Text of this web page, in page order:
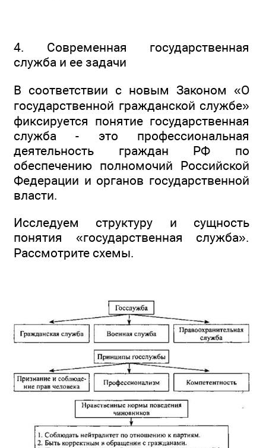
4. Современная государственная
служба и ее задачи
В соответствии с новым Законом «О
государственной гражданской службе»
фиксируется понятие государственная
служба - это профессиональная
деятельность граждан РФ по
обеспечению полномочий Российской
Федерации и органов государственной
власти.
Исследуем структуру и сущность
понятия «государственная служба».
Рассмотрите схемы.